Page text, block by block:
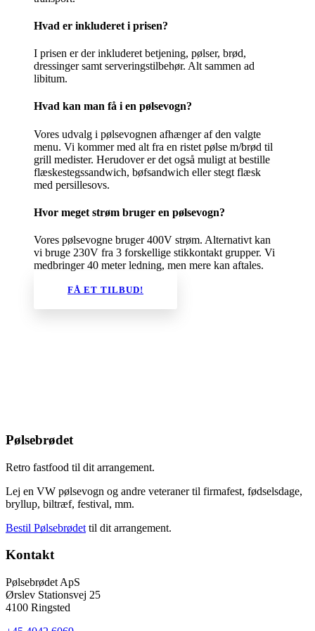
Hvad er inkluderet i prisen?
I prisen er der inkluderet betjening, pølser, brød,
dressinger samt serveringstilbehør. Alt sammen ad
libitum.
Hvad kan man få i en pølsevogn?
Vores udvalg i pølsevognen afhænger af den valgte
menu. Vi kommer med alt fra en ristet pølse m/brød til
grill medister. Herudover er det også muligt at bestille
flæskestegssandwich, bøfsandwich eller stegt flæsk
med persillesovs.
Hvor meget strøm bruger en pølsevogn?
Vores pølsevogne bruger 400V strøm. Alternativt kan
vi bruge 230V fra 3 forskellige stikkontakt grupper. Vi
medbringer 40 meter ledning, men mere kan aftales.
FÅ ET TILBUD!
Pølsebrødet
Retro fastfood til dit arrangement.
Lej en VW pølsevogn og andre veteraner til firmafest, fødselsdage,
bryllup, biltræf, festival, mm.
Bestil Pølsebrødet til dit arrangement.
Kontakt
Pølsebrødet ApS
Ørslev Stationsvej 25
4100 Ringsted